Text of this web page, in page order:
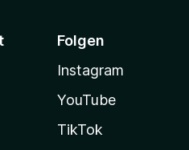
Folgen
Instagram
YouTube
TikTok